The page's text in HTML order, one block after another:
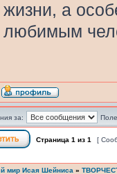
жизни, а
любимым
за:
Страница 1 из 1 [
мир Исая Шейниса »